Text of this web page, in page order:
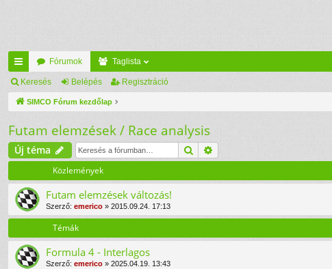
yo
rs
ke
k
Fórumok Taglista
Keresés Belépés Regisztráció
SIMCO Fórum kezdőlap
Futam elemzések / Race analysis
Új téma Keresés
Közlemények
Futam elemzések változás!
Szerző: emerico » 2015.09.24. 17:13
Témák
Formula 4 - Interlagos
Szerző: emerico » 2025.04.19. 13:43